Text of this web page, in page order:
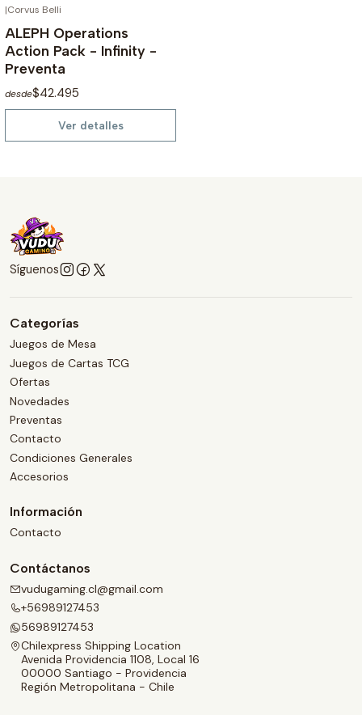
|Corvus Belli
ALEPH Operations
Action Pack - Infinity -
Preventa
desde$42.495
Ver detalles
Síguenos
Categorías
Juegos de Mesa
Juegos de Cartas TCG
Ofertas
Novedades
Preventas
Contacto
Condiciones Generales
Accesorios
Información
Contacto
Contáctanos
vudugaming.cl@gmail.com
+56989127453
56989127453
Chilexpress Shipping Location
Avenida Providencia 1108, Local 16
00000 Santiago - Providencia
Región Metropolitana - Chile